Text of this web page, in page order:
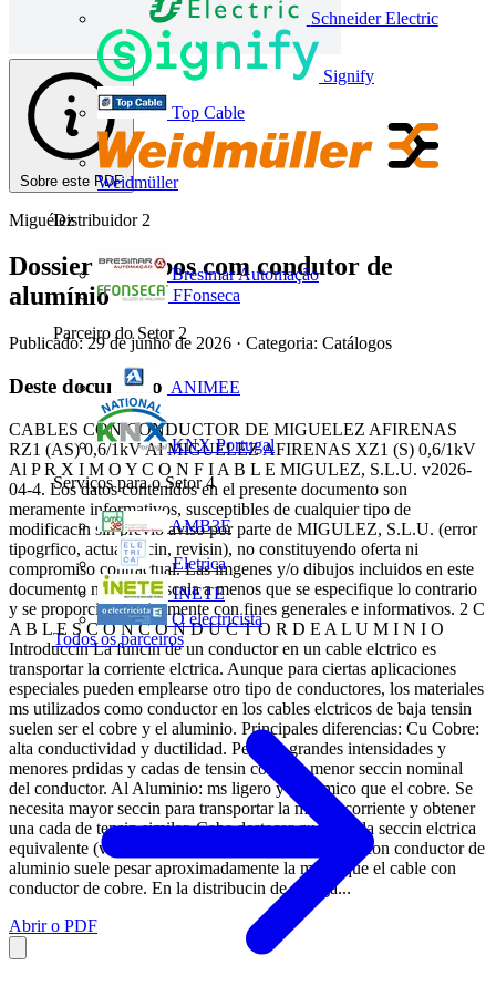
Schneider Electric
Signify
Top Cable
Weidmüller
Distribuidor 2
Bresimar Automação
FFonseca
Parceiro do Setor 2
ANIMEE
KNX Portugal
Serviços para o Setor 4
AMB3E
Eletrica
INETE
O electricista
Todos os parceiros
Sobre este PDF
Miguélez
Dossier de cabos com condutor de
alumínio
Publicado: 29 de junho de 2026 · Categoria: Catálogos
Deste documento
CABLES CON CONDUCTOR DE MIGUELEZ AFIRENAS
RZ1 (AS) 0,6/1kV Al MIGUELEZ AFIRENAS XZ1 (S) 0,6/1kV
Al P R X I M O Y C O N F I A B L E MIGULEZ, S.L.U. v2026-
04-4. Los datos contenidos en el presente documento son
meramente informativos, susceptibles de cualquier tipo de
modificacin sin previo aviso por parte de MIGULEZ, S.L.U. (error
tipogrfico, actualizacin, revisin), no constituyendo oferta ni
compromiso contractual. Las imgenes y/o dibujos incluidos en este
documento no estn a escala a menos que se especifique lo contrario
y se proporcionan nicamente con fines generales e informativos. 2 C
A B L E S C O N C O N D U C T O R D E A L U M I N I O
Introduccin La funcin de un conductor en un cable elctrico es
transportar la corriente elctrica. Aunque para ciertas aplicaciones
especiales pueden emplearse otro tipo de conductores, los materiales
ms utilizados como conductor en los cables elctricos de baja tensin
suelen ser el cobre y el aluminio. Principales diferencias: Cu Cobre:
alta conductividad y ductilidad. Permite grandes intensidades y
menores prdidas y cadas de tensin con una menor seccin nominal
del conductor. Al Aluminio: ms ligero y econmico que el cobre. Se
necesita mayor seccin para transportar la misma corriente y obtener
una cada de tensin similar. Cabe destacar que para la seccin elctrica
equivalente (ver pgina 11 del documento), el cable con conductor de
aluminio suele pesar aproximadamente la mitad que el cable con
conductor de cobre. En la distribucin de energa...
Abrir o PDF